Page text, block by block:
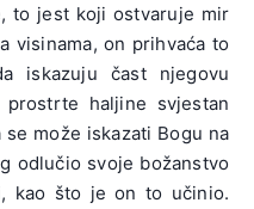
to jest koji ostvaruje mir
visinama, on prihvaća to
iskazuju čast njegovu
haljine svjestan
može iskazati Bogu na
odlučio svoje božanstvo
kao što je on to učinio.